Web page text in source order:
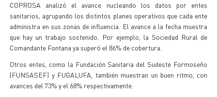
COPROSA analizó el avance nucleando los datos por entes
sanitarios, agrupando los distintos planes operativos que cada ente
administra en sus zonas de influencia. El avance a la fecha muestra
que hay un trabajo sostenido. Por ejemplo, la Sociedad Rural de
Comandante Fontana ya superó el 86% de cobertura.
Otros entes, como la Fundación Sanitaria del Sudeste Formoseño
(FUNSASEF) y FUGALUFA, también muestran un buen ritmo, con
avances del 73% y el 68% respectivamente.